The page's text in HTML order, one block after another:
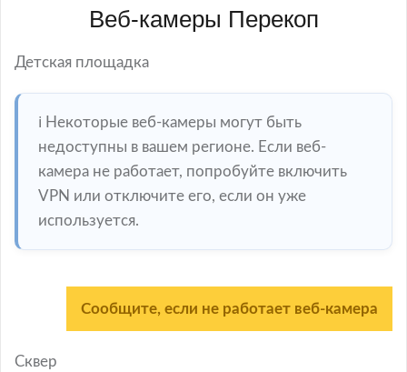
Веб-камеры Перекоп
Детская площадка
ℹ️ Некоторые веб-камеры могут быть
недоступны в вашем регионе. Если веб-
камера не работает, попробуйте включить
VPN или отключите его, если он уже
используется.
Сообщите, если не работает веб-камера
Сквер